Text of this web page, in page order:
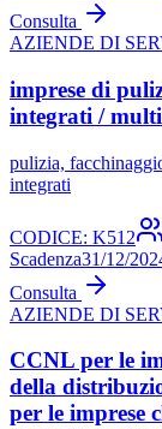
Consulta
AZIENDE DI
imprese di
integrati /
pulizia,
integrati
CODICE: K512
Scadenza31/12/
Consulta
AZIENDE DI
CCNL per le
della
per le imprese